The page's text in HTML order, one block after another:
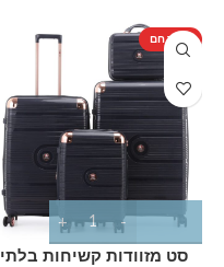
מוצר חם
סט מזוודות קשיחות בלתי